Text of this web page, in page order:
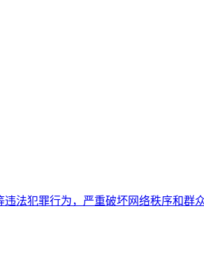
法犯罪行为，严重破坏网络秩序和群